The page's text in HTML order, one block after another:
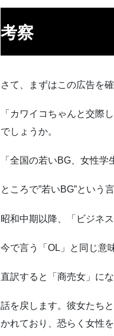
考察
さて、まずはこの広告を
「カワイコちゃんと交際
でしょうか。
「全国の若いBG、女性
ところで”若いBG”という
昭和中期以降、「ビジネ
今で言う「OL」と同じ意
直訳すると「商売女」に
話を戻します。彼女たち
かれており、恐らく女性